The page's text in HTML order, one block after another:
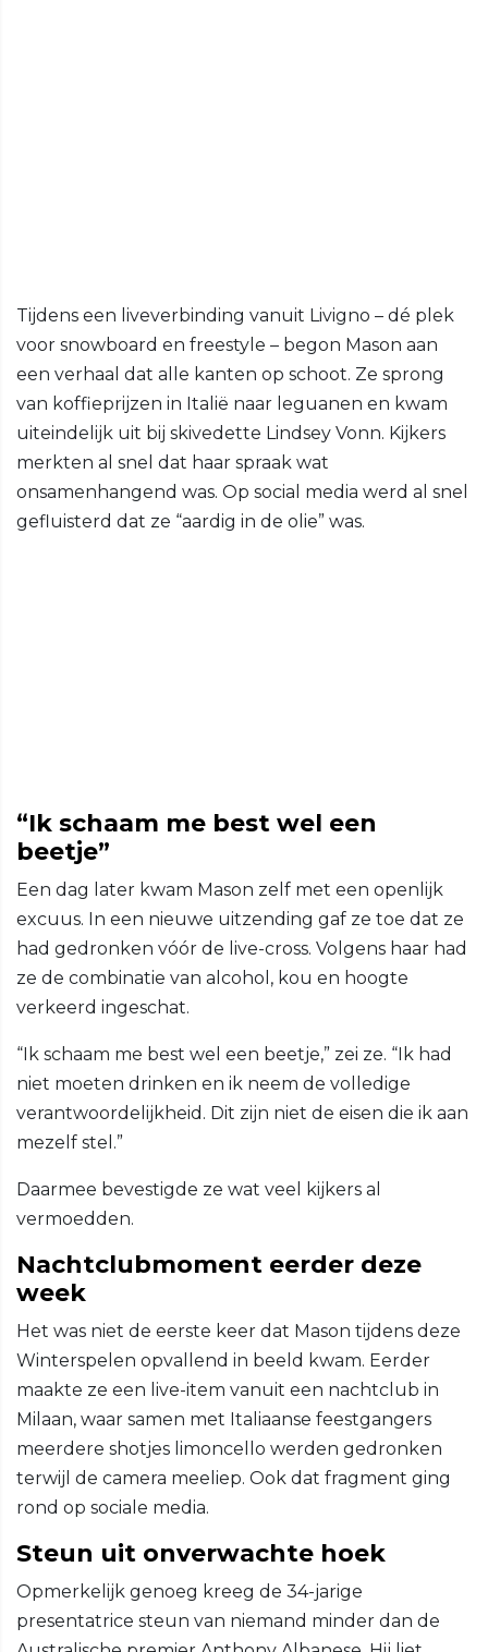
Tijdens een liveverbinding vanuit Livigno – dé plek
voor snowboard en freestyle – begon Mason aan
een verhaal dat alle kanten op schoot. Ze sprong
van koffieprijzen in Italië naar leguanen en kwam
uiteindelijk uit bij skivedette Lindsey Vonn. Kijkers
merkten al snel dat haar spraak wat
onsamenhangend was. Op social media werd al snel
gefluisterd dat ze “aardig in de olie” was.
“Ik schaam me best wel een
beetje”
Een dag later kwam Mason zelf met een openlijk
excuus. In een nieuwe uitzending gaf ze toe dat ze
had gedronken vóór de live-cross. Volgens haar had
ze de combinatie van alcohol, kou en hoogte
verkeerd ingeschat.
“Ik schaam me best wel een beetje,” zei ze. “Ik had
niet moeten drinken en ik neem de volledige
verantwoordelijkheid. Dit zijn niet de eisen die ik aan
mezelf stel.”
Daarmee bevestigde ze wat veel kijkers al
vermoedden.
Nachtclubmoment eerder deze
week
Het was niet de eerste keer dat Mason tijdens deze
Winterspelen opvallend in beeld kwam. Eerder
maakte ze een live-item vanuit een nachtclub in
Milaan, waar samen met Italiaanse feestgangers
meerdere shotjes limoncello werden gedronken
terwijl de camera meeliep. Ook dat fragment ging
rond op sociale media.
Steun uit onverwachte hoek
Opmerkelijk genoeg kreeg de 34-jarige
presentatrice steun van niemand minder dan de